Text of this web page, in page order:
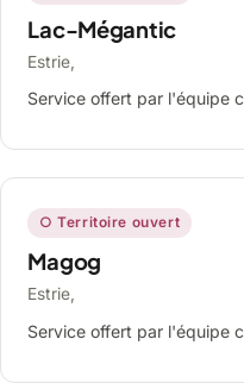
Lac-Mégantic
Estrie,
Service offert par l'équipe
○ Territoire ouvert
Magog
Estrie,
Service offert par l'équipe